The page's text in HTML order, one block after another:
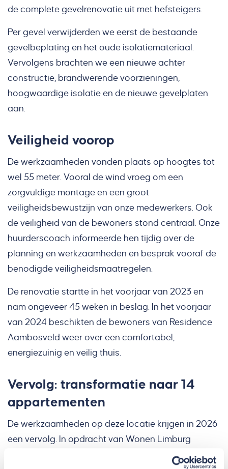
de complete gevelrenovatie uit met hefsteigers.
Per gevel verwijderden we eerst de bestaande
gevelbeplating en het oude isolatiemateriaal.
Vervolgens brachten we een nieuwe achter
constructie, brandwerende voorzieningen,
hoogwaardige isolatie en de nieuwe gevelplaten
aan.
Veiligheid voorop
De werkzaamheden vonden plaats op hoogtes tot
wel 55 meter. Vooral de wind vroeg om een
zorgvuldige montage en een groot
veiligheidsbewustzijn van onze medewerkers. Ook
de veiligheid van de bewoners stond centraal. Onze
huurderscoach informeerde hen tijdig over de
planning en werkzaamheden en besprak vooraf de
benodigde veiligheidsmaatregelen.
De renovatie startte in het voorjaar van 2023 en
nam ongeveer 45 weken in beslag. In het voorjaar
van 2024 beschikten de bewoners van Residence
Aambosveld weer over een comfortabel,
energiezuinig en veilig thuis.
Vervolg: transformatie naar 14
appartementen
De werkzaamheden op deze locatie krijgen in 2026
een vervolg. In opdracht van Wonen Limburg
transformeren we de voormalige Radar-studio's op